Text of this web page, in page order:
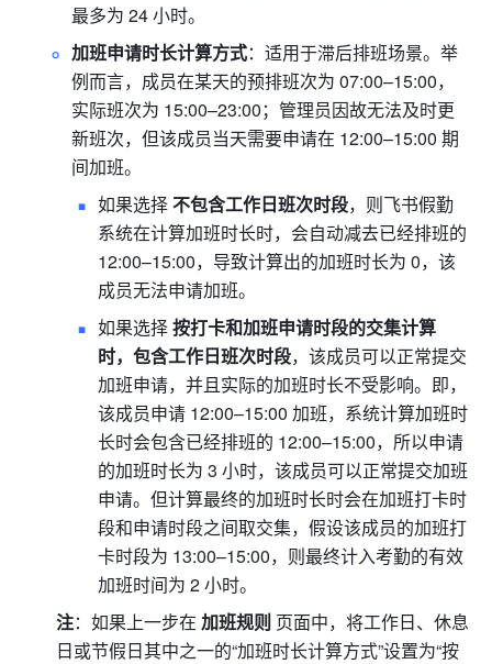
最多为 24 小时。
加班申请时长计算方式：适用于滞后排班场景。举
例而言，成员在某天的预排班次为 07:00–15:00，
实际班次为 15:00–23:00；管理员因故无法及时更
新班次，但该成员当天需要申请在 12:00–15:00 期
间加班。
如果选择 不包含工作日班次时段，则飞书假勤
系统在计算加班时长时，会自动减去已经排班的
12:00–15:00，导致计算出的加班时长为 0，该
成员无法申请加班。
如果选择 按打卡和加班申请时段的交集计算
时，包含工作日班次时段，该成员可以正常提交
加班申请，并且实际的加班时长不受影响。即，
该成员申请 12:00–15:00 加班，系统计算加班时
长时会包含已经排班的 12:00–15:00，所以申请
的加班时长为 3 小时，该成员可以正常提交加班
申请。但计算最终的加班时长时会在加班打卡时
段和申请时段之间取交集，假设该成员的加班打
卡时段为 13:00–15:00，则最终计入考勤的有效
加班时间为 2 小时。
注：如果上一步在 加班规则 页面中，将工作日、休息
日或节假日其中之一的“加班时长计算方式”设置为“按